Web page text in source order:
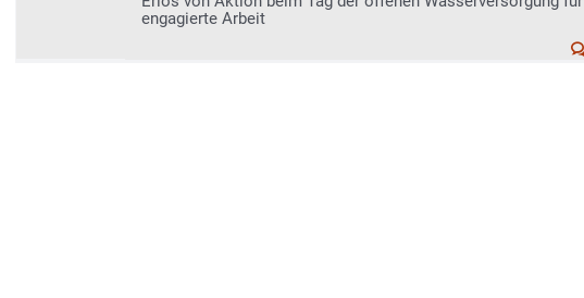
engagierte Arbeit